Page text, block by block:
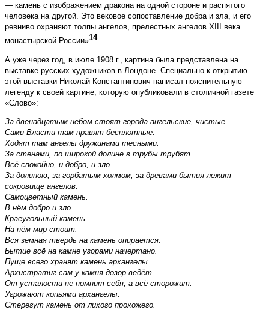
— камень с изображением дракона на одной стороне и распятого
человека на другой. Это вековое сопоставление доб­ра и зла, и его
ревниво охраняют толпы ангелов, прелестных ангелов XIII века
монастырской России»14.
А уже через год, в июле 1908 г., картина была представлена на
выставке русских художников в Лондоне. Специально к открытию
этой выставки Николай Константинович написал пояснительную
легенду к своей картине, которую опубликовали в столичной газете
«Слово»:
За двенадцатым небом стоят города ангельские, чистые.
Сами Власти там правят бесплотные.
Ходят там ангелы дружинами тесными.
За стенами, по широкой долине в трубы трубят.
Всё спокойно, и добро, и зло.
За долиною, за горбатым холмом, за древами бытия лежит
сокровище ангелов.
Самоцветный камень.
В нём добро и зло.
Краеугольный камень.
На нём мир стоит.
Вся земная твердь на камень опирается.
Бытие всё на камне узорами начертано.
Пуще всего хранят камень архангелы.
Архистратиг сам у камня дозор ведёт.
От усталости не помнит себя, а всё сторожит.
Угрожают копьями архангелы.
Стерегут камень от лихого прохожего.